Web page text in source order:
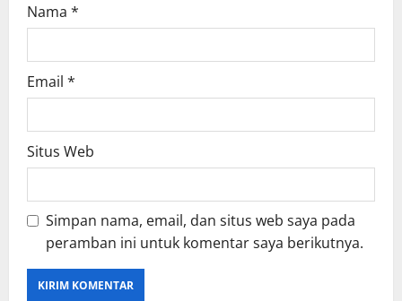
Nama *
Email *
Situs Web
Simpan nama, email, dan situs web saya pada
peramban ini untuk komentar saya berikutnya.